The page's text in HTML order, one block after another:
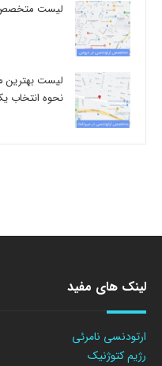
لیست متخصص
لیست بهترین
نحوه
لینک های مفید
ارتودنسی نامرئی
رژیم کتوژنیک